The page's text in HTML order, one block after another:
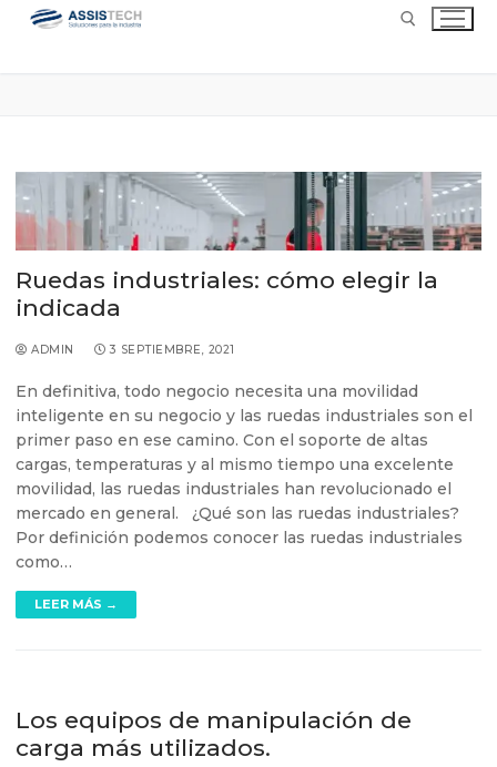
Ruedas industriales: cómo elegir la
indicada
ADMIN 3 SEPTIEMBRE, 2021
En definitiva, todo negocio necesita una movilidad
inteligente en su negocio y las ruedas industriales son el
primer paso en ese camino. Con el soporte de altas
cargas, temperaturas y al mismo tiempo una excelente
movilidad, las ruedas industriales han revolucionado el
mercado en general. ¿Qué son las ruedas industriales?
Por definición podemos conocer las ruedas industriales
como…
LEER MÁS →
Los equipos de manipulación de
carga más utilizados.